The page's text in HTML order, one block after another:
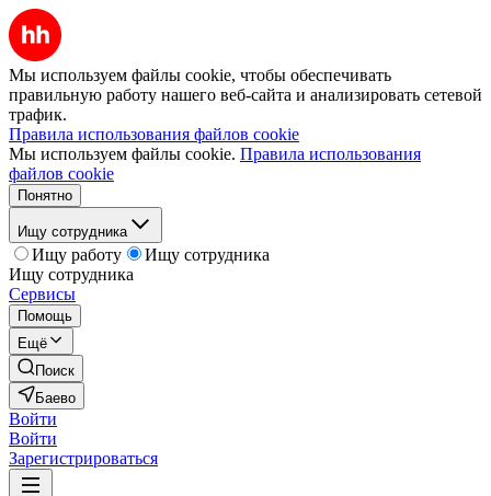
Мы используем файлы cookie, чтобы обеспечивать
правильную работу нашего веб-сайта и анализировать сетевой
трафик.
Правила использования файлов cookie
Мы используем файлы cookie. Правила использования
файлов cookie
Понятно
Ищу сотрудника
Ищу работу
Ищу сотрудника
Ищу сотрудника
Сервисы
Помощь
Ещё
Поиск
Баево
Войти
Войти
Зарегистрироваться